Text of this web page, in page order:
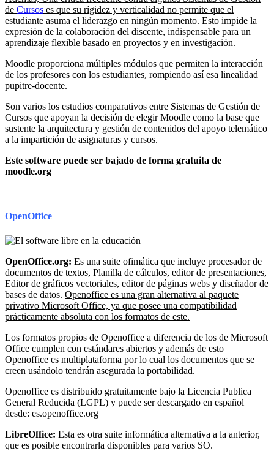
de Cursos es que su rígidez y verticalidad no permite que el
estudiante asuma el liderazgo en ningún momento. Esto impide la
expresión de la colaboración del discente, indispensable para un
aprendizaje flexible basado en proyectos y en investigación.
Moodle proporciona múltiples módulos que permiten la interacción
de los profesores con los estudiantes, rompiendo así esa linealidad
pupitre-docente.
Son varios los estudios comparativos entre Sistemas de Gestión de
Cursos que apoyan la decisión de elegir Moodle como la base que
sustente la arquitectura y gestión de contenidos del apoyo telemático
a la impartición de asignaturas y cursos.
Este software puede ser bajado de forma gratuita de
moodle.org
OpenOffice
OpenOffice.org: Es una suite ofimática que incluye procesador de
documentos de textos, Planilla de cálculos, editor de presentaciones,
Editor de gráficos vectoriales, editor de páginas webs y diseñador de
bases de datos. Openoffice es una gran alternativa al paquete
privativo Microsoft Office, ya que posee una compatibilidad
prácticamente absoluta con los formatos de este.
Los formatos propios de Openoffice a diferencia de los de Microsoft
Office cumplen con estándares abiertos y además de esto
Openoffice es multiplataforma por lo cual los documentos que se
creen usándolo tendrán asegurada la portabilidad.
Openoffice es distribuido gratuitamente bajo la Licencia Publica
General Reducida (LGPL) y puede ser descargado en español
desde: es.openoffice.org
LibreOffice: Esta es otra suite informática alternativa a la anterior,
que es posible encontrarla disponibles para varios SO.